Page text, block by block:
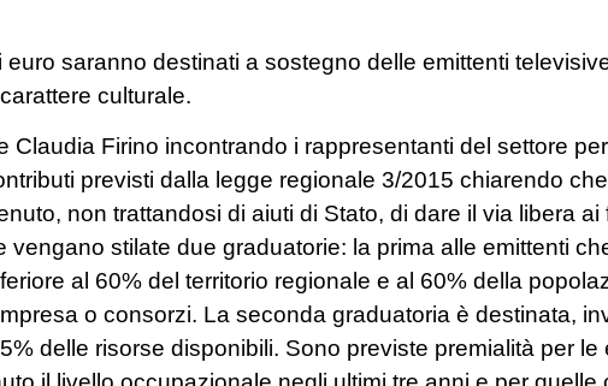
saranno destinati a sostegno delle emittenti
culturale.
Claudia Firino incontrando i rappresentanti del settore
previsti dalla legge regionale 3/2015 chiarendo
non trattandosi di aiuti di Stato, di dare il via libera ai
vengano stilate due graduatorie: la prima alle emittenti
al 60% del territorio regionale e al 60% della
o consorzi. La seconda graduatoria è destinata,
delle risorse disponibili. Sono previste premialità per le